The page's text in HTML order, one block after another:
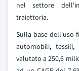
nel settore
traiettoria.
Sulla base dell'uso
automobili,
valutato a 250,6